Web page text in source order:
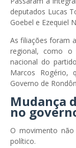
deputados Lucas
Goebel e Ezequiel
As filiações foram
regional, como o
nacional do
Marcos Rogério,
Governo de
Mudança
no
O movimento
político.